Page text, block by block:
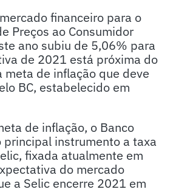
financeiro para o
Preços ao Consumidor
ano subiu de 5,06% para
de 2021 está próxima do
de inflação que deve
BC, estabelecido em
de inflação, o Banco
principal instrumento a taxa
fixada atualmente em
do mercado
a Selic encerre 2021 em